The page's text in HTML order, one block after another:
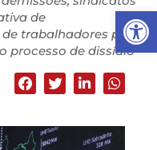
Abrir
de
trabalhadores por
processo de dissídio